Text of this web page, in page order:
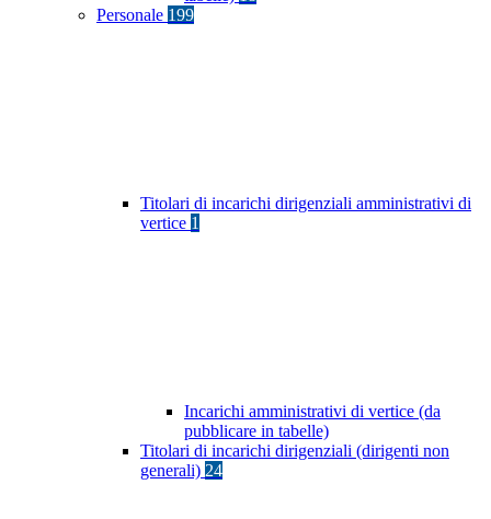
Personale 199
Titolari di incarichi dirigenziali amministrativi di
vertice 1
Incarichi amministrativi di vertice (da
pubblicare in tabelle)
Titolari di incarichi dirigenziali (dirigenti non
generali) 24